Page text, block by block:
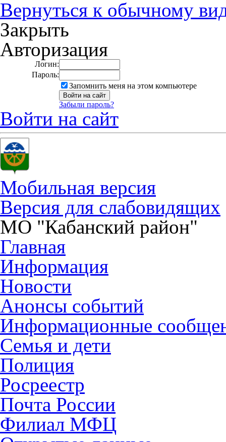
Вернуться к обычному
Закрыть
Авторизация
Логин:
Пароль:
Запомнить меня на этом компьютере
Забыли пароль?
Войти на сайт
Мобильная версия
Версия для слабовидящих
МО "Кабанский район"
Главная
Информация
Новости
Анонсы событий
Информационные
Семья и дети
Полиция
Росреестр
Почта России
Филиал МФЦ